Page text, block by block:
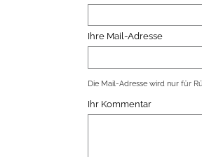
Ihre Mail-Adresse
Die Mail-Adresse wird nur für
Ihr Kommentar